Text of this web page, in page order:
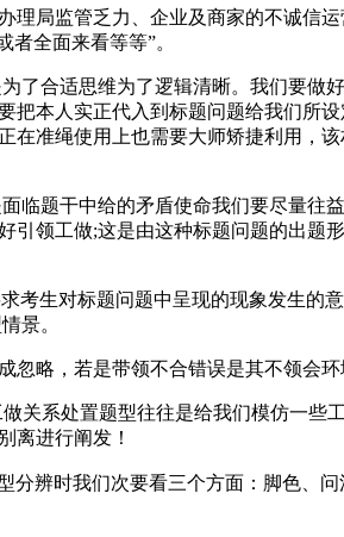
局监管乏力、企业及商家的不诚信运
全面来看等等”。
合适思维为了逻辑清晰。我们要做
把本人实正代入到标题问题给我们所
在准绳使用上也需要大师矫捷利用，
题干中给的矛盾使命我们要尽量往
领工做;这是由这种标题问题的出题
生对标题问题中呈现的现象发生的
景。
略，若是带领不合错误是其不领会环
系处置题型往往是给我们模仿一些
离进行阐发！
分辨时我们次要看三个方面：脚色、